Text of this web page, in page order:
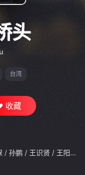
头
台湾
收藏
/ 孙鹏 / 王识贤 / 王阳明